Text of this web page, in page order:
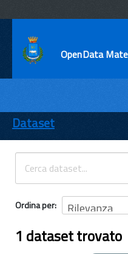
OpenData
ENTI
TEMI
INFORMAZIONI
Dataset
Ordina per
1 dataset trovato